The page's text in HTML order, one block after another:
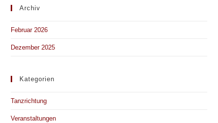
Archiv
Februar 2026
Dezember 2025
Kategorien
Tanzrichtung
Veranstaltungen